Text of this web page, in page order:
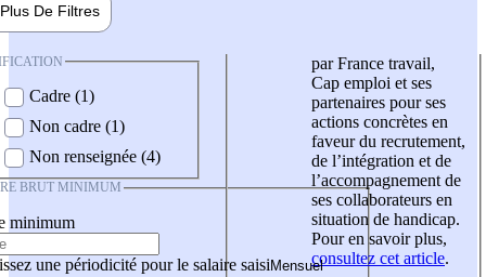
Plus De Filtres
Cadre (1)
Non cadre (1)
Non renseignée (4)
BRUT MINIMUM
minimum
une périodicité pour le salaire saisi
par France travail,
Cap emploi et ses
partenaires pour ses
actions concrètes en
faveur du recrutement,
de l’intégration et de
l’accompagnement de
ses collaborateurs en
situation de handicap.
Pour en savoir plus,
consultez cet article.